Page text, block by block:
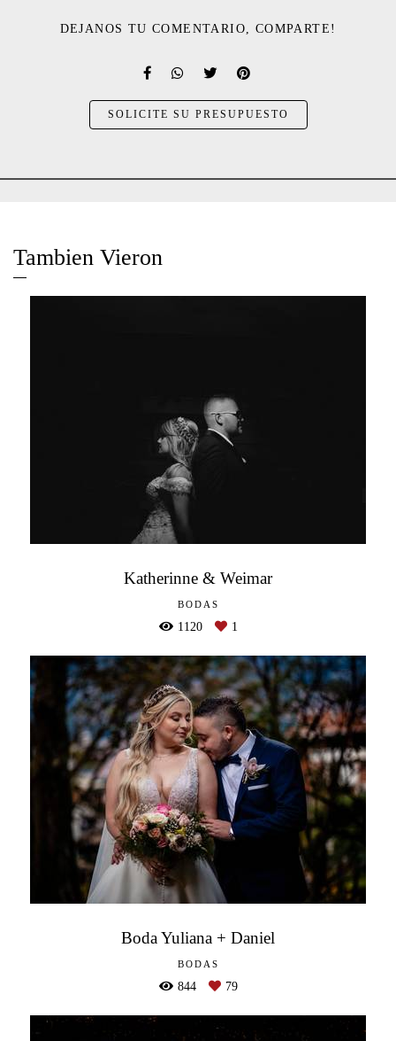
DEJANOS TU COMENTARIO, COMPARTE!
SOLICITE SU PRESUPUESTO
Tambien Vieron
Katherinne & Weimar
BODAS
1120 1
Boda Yuliana + Daniel
BODAS
844 79